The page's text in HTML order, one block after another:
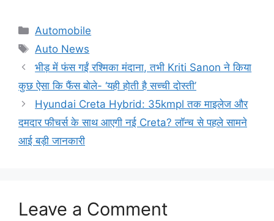
Categories
Automobile
Tags
Auto News
भीड़ में फंस गईं रश्मिका मंदाना, तभी Kriti Sanon ने किया
कुछ ऐसा कि फैंस बोले- ‘यही होती है सच्ची दोस्ती’
Hyundai Creta Hybrid: 35kmpl तक माइलेज और
दमदार फीचर्स के साथ आएगी नई Creta? लॉन्च से पहले सामने
आई बड़ी जानकारी
Leave a Comment